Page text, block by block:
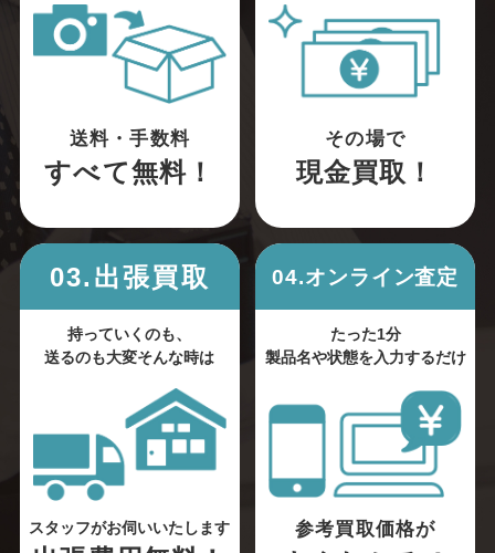
送料・手数料
すべて無料！
その場で
現金買取！
03.出張買取
持っていくのも、
送るのも大変そんな時は
スタッフがお伺いいたします
04.オンライン査定
たった1分
製品名や状態を入力するだけ
参考買取価格が